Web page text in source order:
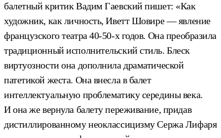
балетный критик Вадим Гаевский пишет: «Как
художник, как личность, Иветт Шовире — явление
французского театра 40-50-х годов. Она преобразила
традиционный исполнительский стиль. Блеск
виртуозности она дополнила драматической
патетикой жеста. Она внесла в балет
интеллектуальную проблематику середины века.
И она же вернула балету переживание, придав
дистиллированному неоклассицизму Сержа Лифаря